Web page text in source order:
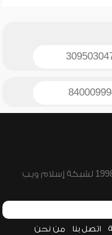
اتصل بنا من نحن